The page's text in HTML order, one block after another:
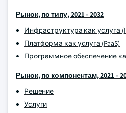
Рынок, по типу, 2021 - 2032
Инфраструктура как услуга
Платформа как услуга (PaaS)
Программное обеспечение
Рынок, по компонентам, 2021 -
Решение
Услуги